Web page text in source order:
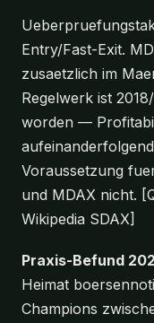
Entry/Fast-Exit.
zusaetzlich im
Regelwerk ist
worden —
Voraussetzung
und MDAX nicht.
Wikipedia SDAX]
Praxis-Befund
Heimat
Champions